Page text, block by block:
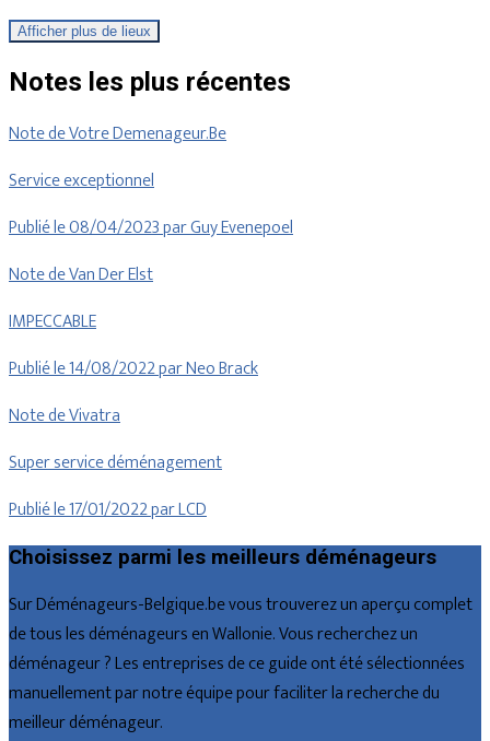
Afficher plus de lieux
Notes les plus récentes
Note de Votre Demenageur.Be
Service exceptionnel
Publié le 08/04/2023 par Guy Evenepoel
Note de Van Der Elst
IMPECCABLE
Publié le 14/08/2022 par Neo Brack
Note de Vivatra
Super service déménagement
Publié le 17/01/2022 par LCD
Choisissez parmi les meilleurs déménageurs
Sur Déménageurs-Belgique.be vous trouverez un aperçu complet
de tous les déménageurs en Wallonie. Vous recherchez un
déménageur ? Les entreprises de ce guide ont été sélectionnées
manuellement par notre équipe pour faciliter la recherche du
meilleur déménageur.